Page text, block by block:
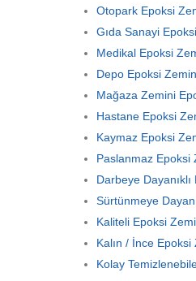
Otopark Epoksi
Gıda Sanayi
Medikal Epoksi
Depo Epoksi
Mağaza Zemini
Hastane Epoksi
Kaymaz Epoksi
Paslanmaz Epoksi
Darbeye
Sürtünmeye
Kaliteli Epoksi
Kalın / İnce
Kolay